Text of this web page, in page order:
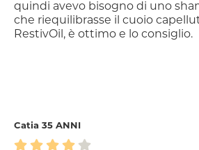
quindi avevo bisogno di uno
che riequilibrasse il cuoio
RestivOil, è ottimo e lo consiglio.
Catia 35 ANNI